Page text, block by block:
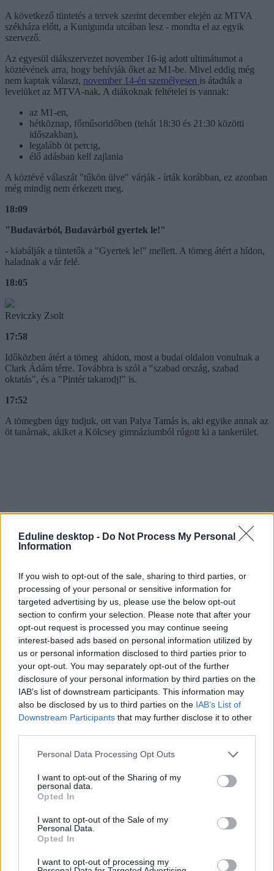
Eduline desktop - Do Not Process My Personal
Information
If you wish to opt-out of the sale, sharing to third parties, or
processing of your personal or sensitive information for
targeted advertising by us, please use the below opt-out
section to confirm your selection. Please note that after your
opt-out request is processed you may continue seeing
interest-based ads based on personal information utilized by
us or personal information disclosed to third parties prior to
your opt-out. You may separately opt-out of the further
disclosure of your personal information by third parties on the
IAB’s list of downstream participants. This information may
also be disclosed by us to third parties on the IAB’s List of
Downstream Participants that may further disclose it to other
Personal Data Processing Opt Outs
I want to opt-out of the Sharing of my
personal data.
Opted In
I want to opt-out of the Sale of my
Personal Data.
Opted In
I want to opt-out of processing my
A következő tüntetés a tervek szerint december elején az MTVA
székháza előtt, a Kunigunda utcában lesz - mondta el az egyik
szervező.
Az egyesül diákszervezet november 16-ig adott ultimátumot a
köztévének arra, hogy behívják őket az M1-be. Mivel eddig még
nem kaptak választ, november 14-én személyesen is átadták a
levelüket az MTVA-nak. A diákoknak feltételei is vannak:
az M1-en,
hétköznap, főműsoridőben (tehát 18:30 és 21:30 közötti
időszakban),
legalább öt percig,
élő adásban kell zajlania
A köztévé válaszát "tűkön ülve" várják - írták korábban, ez azonban
még mindig nem érkezett meg.
18:09
"Budavárból, Budavárból gyertek le!"
- kiabálják a tüntetők a "Gyertek le!" mellett. A tömeg átért a hídon,
haladnak a vár felé.
18:05
Reviczky Zsolt
17:58
Időközben átért a tömeg ahídon, most a budai oldalon vonulnak a
Clark Ádám térre. Továbbra is szól a "szabad ország, szabad
oktatás", és a "Pintér takarodj!" is.
17:52
A tömegben úgy tudjuk, ott van Palya Tamás is, aki egyike annak az
öt tanárnak, akiket a Kölcsey gimnáziumból rúgott ki a tankerület.
17:46
hvg.hu
hvg.hu
17:37
A menet most halad át az Erzsébet hídon. De mit követelnek?
A diákok, szülők és tanárok 9 pontos követelése a következő:
1. Érdemi és nyilvános párbeszédet az oktatás megújításáról! Hiteles
tájékoztatást a kormány és a közmédia részéről!
megfélemlítését! A kirúgott vagy leváltott tanárokat azonnal
helyezzék vissza! Megbecsülést a pedagógusoknak!
3. Érdekérvényesítő sztrájkjogot a pedagógusoknak!
4. Felelős, hozzáértő oktatásirányítást! Önálló oktatási
minisztériumot!
5. Kisebb terhelést a diákoknak és a pedagógusoknak!
6. Esélyteremtő, minőségi oktatást és nevelést mindenkinek – az
óvodától az egyetemig!